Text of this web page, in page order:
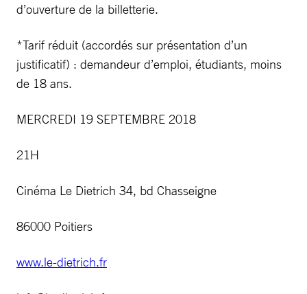
d’ouverture de la billetterie.
*Tarif réduit (accordés sur présentation d’un
justificatif) : demandeur d’emploi, étudiants, moins
de 18 ans.
MERCREDI 19 SEPTEMBRE 2018
21H
Cinéma Le Dietrich 34, bd Chasseigne
86000 Poitiers
www.le-dietrich.fr